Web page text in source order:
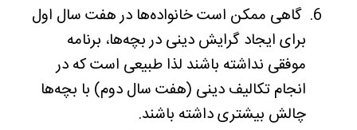
گاهی ممکن است خانواده‌ها در هفت سال اول
برای ایجاد گرایش دینی در بچه‌ها، برنامه
موفقی نداشته باشند لذا طبیعی است که در
انجام تکالیف دینی (هفت سال دوم) با بچه‌ها
چالش بیشتری داشته باشند.